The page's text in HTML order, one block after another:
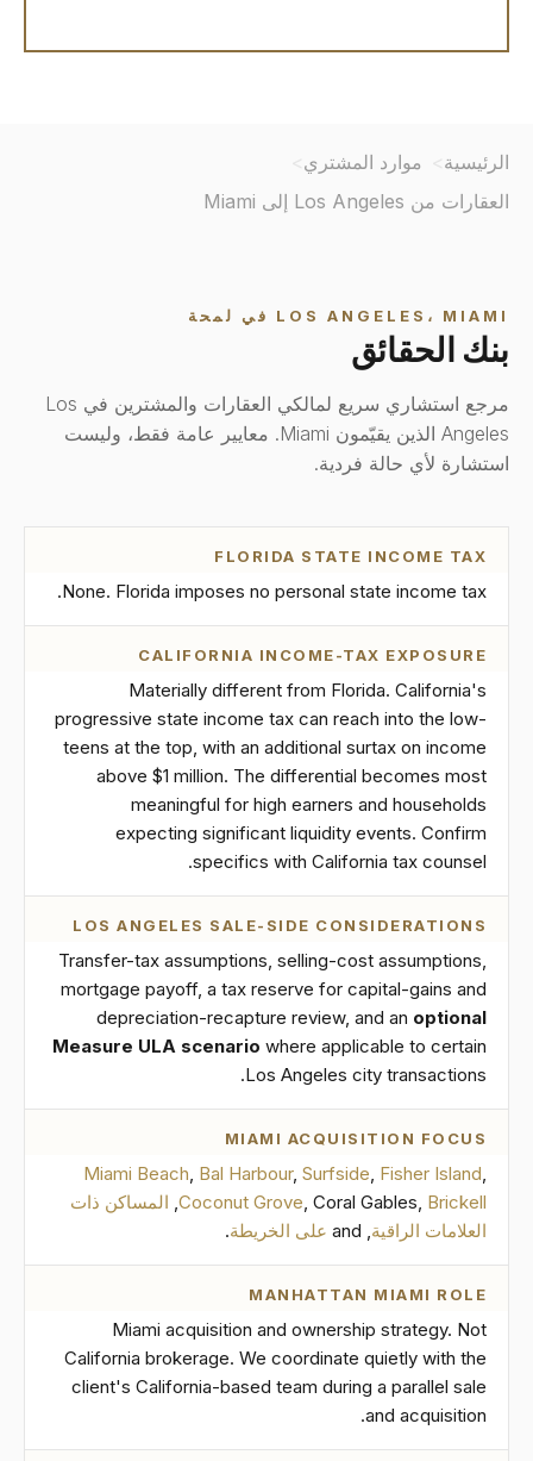
الرئيسية
موارد المشتري
العقارات من Los Angeles إلى Miami
LOS ANGELES، MIAMI في لمحة
بنك الحقائق
مرجع استشاري سريع لمالكي العقارات والمشترين في Los
Angeles الذين يقيّمون Miami. معايير عامة فقط، وليست
استشارة لأي حالة فردية.
FLORIDA STATE INCOME TAX
None. Florida imposes no personal state income tax.
CALIFORNIA INCOME-TAX EXPOSURE
Materially different from Florida. California's
progressive state income tax can reach into the low-
teens at the top, with an additional surtax on income
above $1 million. The differential becomes most
meaningful for high earners and households
expecting significant liquidity events. Confirm
specifics with California tax counsel.
LOS ANGELES SALE-SIDE CONSIDERATIONS
Transfer-tax assumptions, selling-cost assumptions,
mortgage payoff, a tax reserve for capital-gains and
depreciation-recapture review, and an optional
Measure ULA scenario where applicable to certain
Los Angeles city transactions.
MIAMI ACQUISITION FOCUS
Miami Beach, Bal Harbour, Surfside, Fisher Island,
Coconut Grove, Coral Gables, Brickell
, المساكن ذات
العلامات الراقية, and على الخريطة.
MANHATTAN MIAMI ROLE
Miami acquisition and ownership strategy. Not
California brokerage. We coordinate quietly with the
client's California-based team during a parallel sale
and acquisition.